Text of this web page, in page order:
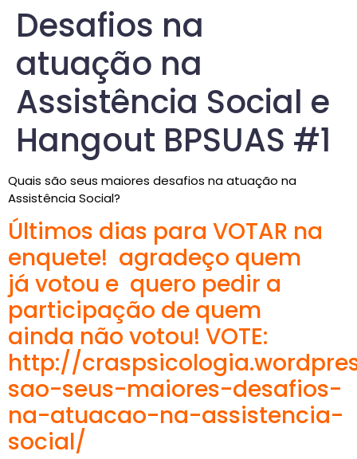
Desafios na
atuação na
Assistência Social e
Hangout BPSUAS #1
Quais são seus maiores desafios na atuação na
Assistência Social?
Últimos dias para VOTAR na
enquete! agradeço quem
já votou e quero pedir a
participação de quem
ainda não votou! VOTE:
http://
sao-seus-maiores-desafios-
na-atuacao-na-assistencia-
social/